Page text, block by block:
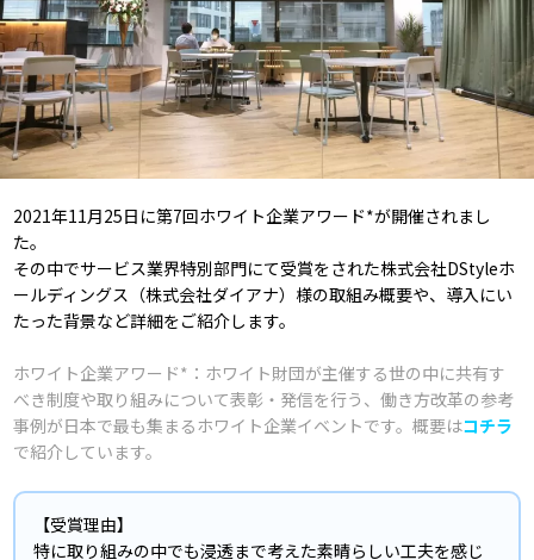
2021年11月25日に第7回ホワイト企業アワード*が開催されまし
た。
その中でサービス業界特別部門にて受賞をされた株式会社DStyleホ
ールディングス（株式会社ダイアナ）様の取組み概要や、導入にい
たった背景など詳細をご紹介します。
ホワイト企業アワード*：ホワイト財団が主催する世の中に共有す
べき制度や取り組みについて表彰・発信を行う、働き方改革の参考
事例が日本で最も集まるホワイト企業イベントです。概要はコチラ
で紹介しています。
【受賞理由】
特に取り組みの中でも浸透まで考えた素晴らしい工夫を感じ